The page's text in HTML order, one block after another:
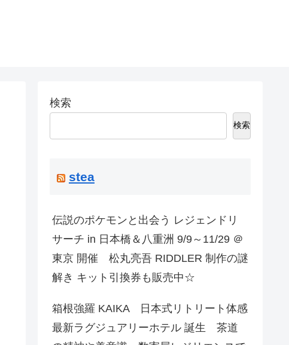
検索
検索
stea
伝説のポケモンと出会う レジェンドリ
サーチ in 日本橋＆八重洲 9/9～11/29 ＠
東京 開催 松丸亮吾 RIDDLER 制作の謎
解き キット引換券も販売中☆
箱根強羅 KAIKA 日本式リトリート体感
最新ラグジュアリーホテル 誕生 茶道